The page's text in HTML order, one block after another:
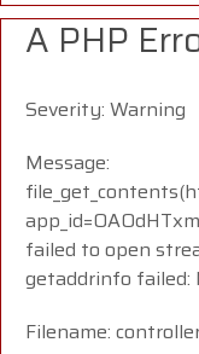
A PHP
Severity: Warning
Message:
failed to open
getaddrinfo failed:
Filename: